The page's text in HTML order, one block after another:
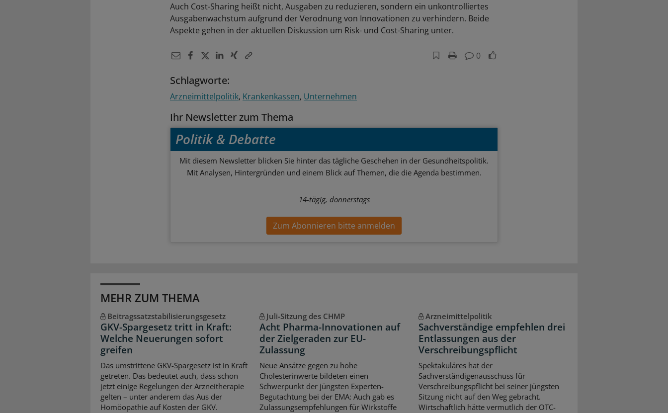
Auch Cost-Sharing heißt nicht, Ausgaben zu reduzieren, sondern ein unkontrolliertes
Ausgabenwachstum aufgrund der Verodnung von Innovationen zu verhindern. Beide
Aspekte gehen in der aktuellen Diskussion um Risk- und Cost-Sharing unter.
0
Schlagworte:
Arzneimittelpolitik Krankenkassen Unternehmen
Ihr Newsletter zum Thema
Politik & Debatte
Mit diesem Newsletter blicken Sie hinter das tägliche Geschehen in der Gesundheitspolitik.
Mit Analysen, Hintergründen und einem Blick auf Themen, die die Agenda bestimmen.
14-tägig, donnerstags
Zum Abonnieren bitte anmelden
MEHR ZUM THEMA
Beitragssatzstabilisierungsgesetz
GKV-Spargesetz tritt in Kraft:
Welche Neuerungen sofort
greifen
Das umstrittene GKV-Spargesetz ist in Kraft
getreten. Das bedeutet auch, dass schon
jetzt einige Regelungen der Arzneitherapie
gelten – unter anderem das Aus der
Homöopathie auf Kosten der GKV.
Juli-Sitzung des CHMP
Acht Pharma-Innovationen auf
der Zielgeraden zur EU-
Zulassung
Neue Ansätze gegen zu hohe
Cholesterinwerte bildeten einen
Schwerpunkt der jüngsten Experten-
Begutachtung bei der EMA: Auch gab es
Zulassungsempfehlungen für Wirkstoffe
Arzneimittelpolitik
Sachverständige empfehlen drei
Entlassungen aus der
Verschreibungspflicht
Spektakuläres hat der
Sachverständigenausschuss für
Verschreibungspflicht bei seiner jüngsten
Sitzung nicht auf den Weg gebracht.
Wirtschaftlich hätte vermutlich der OTC-